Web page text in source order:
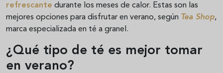
refrescante durante los meses de calor. Estas son las
mejores opciones para disfrutar en verano, según Tea Shop,
marca especializada en té a granel.
¿Qué tipo de té es mejor tomar
en verano?